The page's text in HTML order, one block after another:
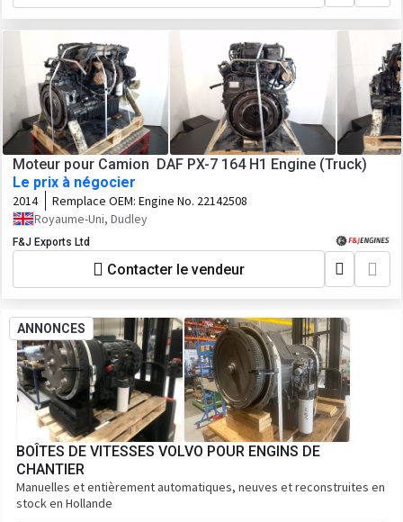
Moteur pour Camion DAF PX-7 164 H1 Engine (Truck)
Le prix à négocier
2014 Remplace OEM: Engine No. 22142508
Royaume-Uni, Dudley
F&J Exports Ltd
Contacter le vendeur
ANNONCES
BOÎTES DE VITESSES VOLVO POUR ENGINS DE
CHANTIER
Manuelles et entièrement automatiques, neuves et reconstruites en
stock en Hollande